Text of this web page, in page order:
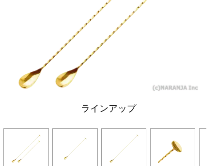
ラインアップ